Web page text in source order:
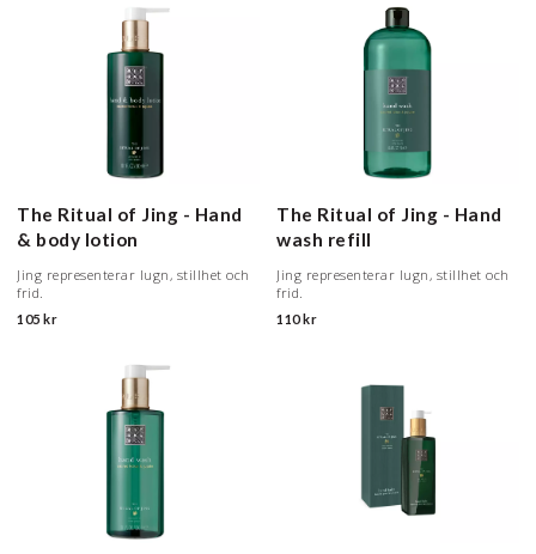
The Ritual of Jing - Hand
& body lotion
Jing representerar lugn, stillhet och
frid.
105 kr
The Ritual of Jing - Hand
wash refill
Jing representerar lugn, stillhet och
frid.
110 kr